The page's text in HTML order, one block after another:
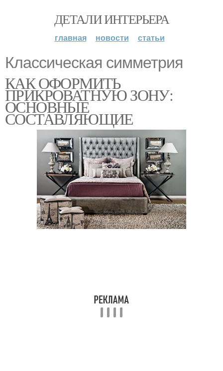
ДЕТАЛИ ИНТЕРЬЕРА
главная новости статьи
Классическая симметрия
КАК ОФОРМИТЬ
ПРИКРОВАТНУЮ ЗОНУ:
ОСНОВНЫЕ
СОСТАВЛЯЮЩИЕ